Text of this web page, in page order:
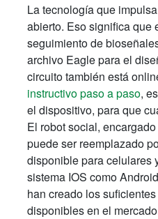
La tecnología que
abierto. Eso significa que
seguimiento de
archivo Eagle para el
circuito también está
instructivo paso a paso,
el dispositivo, para que
El robot social,
puede ser reemplazado
disponible para celulares
sistema IOS como
han creado los
disponibles en el